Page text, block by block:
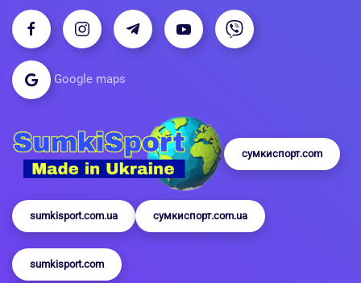
Google maps
сумкиспорт.com
sumkisport.com.ua сумкиспорт.com.ua
sumkisport.com